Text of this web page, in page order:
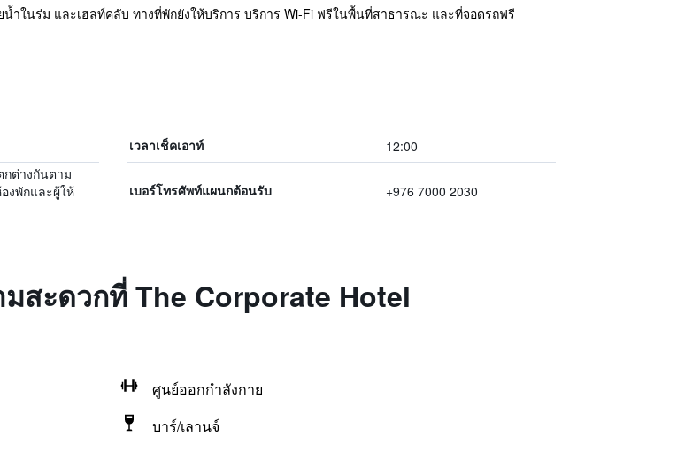
ำในร่ม และเฮลท์คลับ ทางที่พักยังให้บริการ บริการ Wi-Fi ฟรีในพื้นที่สาธารณะ และที่จอดรถฟรี
เวลาเช็คเอาท์ 12:00
ต่างกันตาม
งพักและผู้ให้
เบอร์โทรศัพท์แผนกต้อนรับ +976 7000 2030
สะดวกที่ The Corporate Hotel
ศูนย์ออกกำลังกาย
บาร์/เลานจ์